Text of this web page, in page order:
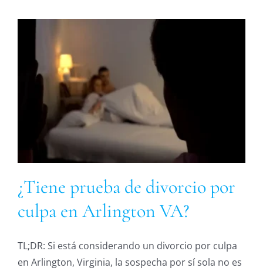
¿Tiene prueba de divorcio por
culpa en Arlington VA?
TL;DR: Si está considerando un divorcio por culpa
en Arlington, Virginia, la sospecha por sí sola no es